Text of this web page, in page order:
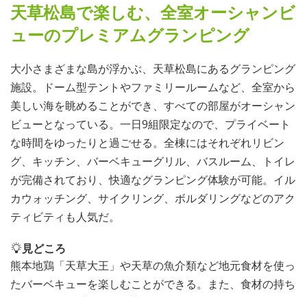
天草松島で楽しむ、全室オーシャンビ
ューのプレミアムグランピング
大小さまざまな島が浮かぶ、天草松島にあるグランピング
施設。ドーム型テントやファミリールームなど、全室から
美しい海を眺めることができ、すべての部屋がオーシャン
ビューとなっている。一日9組限定なので、プライベート
な時間をゆったりと過ごせる。全棟にはそれぞれリビン
グ、キッチン、バーベキューグリル、バスルーム、トイレ
が完備されており、快適なグランピング体験が可能。イル
カウォッチング、サイクリング、ボルダリングなどのアク
ティビティも人気だ。
見どころ
熊本地鶏「天草大王」や天草の魚介類など地元食材を使っ
たバーベキューを楽しむことができる。また、食材の持ち